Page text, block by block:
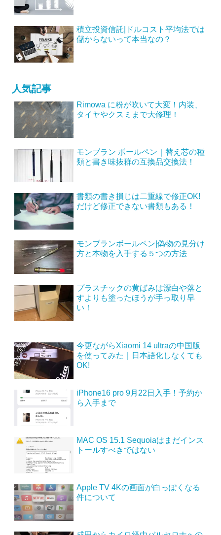
積立投資信託|ドルコスト平均法では
儲からないって本当なの？
人気記事
Rimowa に粉が吹いて大変！内装、
タイヤやクスミまで大修理！
モンブラン ボールペン｜替え芯の種
類と書き味抜群の互換品交換法！
書類の書き損じは二重線で修正OK!
だけど修正できない書類もある！
モンブランボールペン|偽物の見分け
方と本物を入手する５つの方法
プラスチックの黄ばみは漂白や落と
すよりも塗ったほうが手っ取り早
い！
今更ながらXiaomi 14 ultraの中国版
を使ってみた｜日本語化しなくても
OK!
iPhone16 pro 9月22日入手！予約か
ら入手まで
MAC OS 15.1 Sequoiaはまだインス
トールすべきではない
Apple TV 4Kの画面が白っぽくなる
件について